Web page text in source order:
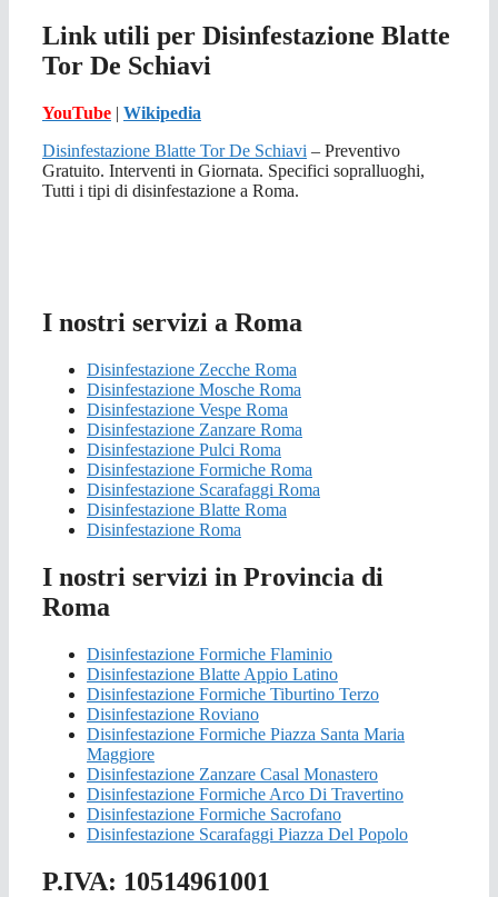
Link utili per Disinfestazione Blatte
Tor De Schiavi
YouTube | Wikipedia
Disinfestazione Blatte Tor De Schiavi – Preventivo
Gratuito. Interventi in Giornata. Specifici sopralluoghi,
Tutti i tipi di disinfestazione a Roma.
I nostri servizi a Roma
Disinfestazione Zecche Roma
Disinfestazione Mosche Roma
Disinfestazione Vespe Roma
Disinfestazione Zanzare Roma
Disinfestazione Pulci Roma
Disinfestazione Formiche Roma
Disinfestazione Scarafaggi Roma
Disinfestazione Blatte Roma
Disinfestazione Roma
I nostri servizi in Provincia di
Roma
Disinfestazione Formiche Flaminio
Disinfestazione Blatte Appio Latino
Disinfestazione Formiche Tiburtino Terzo
Disinfestazione Roviano
Disinfestazione Formiche Piazza Santa Maria
Maggiore
Disinfestazione Zanzare Casal Monastero
Disinfestazione Formiche Arco Di Travertino
Disinfestazione Formiche Sacrofano
Disinfestazione Scarafaggi Piazza Del Popolo
P.IVA: 10514961001